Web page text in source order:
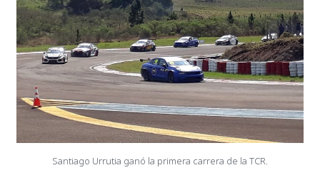
Santiago Urrutia ganó la primera carrera de la TCR.